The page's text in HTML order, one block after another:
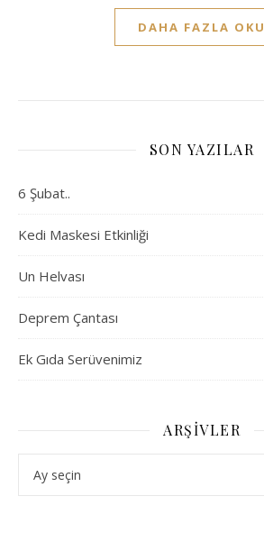
DAHA FAZLA OKU
SON YAZILAR
6 Şubat..
Kedi Maskesi Etkinliği
Un Helvası
Deprem Çantası
Ek Gıda Serüvenimiz
ARŞIVLER